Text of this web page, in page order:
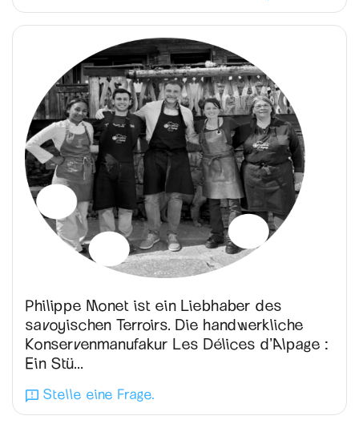
Philippe Monet ist ein Liebhaber des
savoyischen Terroirs. Die handwerkliche
Konservenmanufakur Les Délices d’Alpage :
Ein Stü...
Stelle eine Frage.